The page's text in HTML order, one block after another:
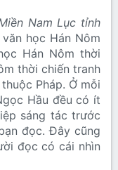
Nam Lục tỉnh
học Hán Nôm
Hán Nôm thời
thời chiến tranh
Pháp. Ở mỗi
Hầu đều có ít
sáng tác trước
đọc. Đây cũng
đọc có cái nhìn